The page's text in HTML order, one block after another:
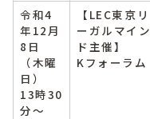
令和4
年12月
8日
（木曜
日）
13時30
分～
【LEC東京リ
ーガルマイン
ド主催】
Kフォーラム